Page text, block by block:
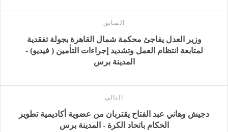
السابق
وزير العدل يفاجئ محكمة شمال القاهرة بجولة تفقدية
لمتابعة انتظام العمل وتشديد إجراءات التأمين ( فيديو) -
المدينة برس
التالى
دجيش وهاني عبد الفتاح يقتربان من عضوية أكاديمية تطوير
الحكام باتحاد الكرة - المدينة برس